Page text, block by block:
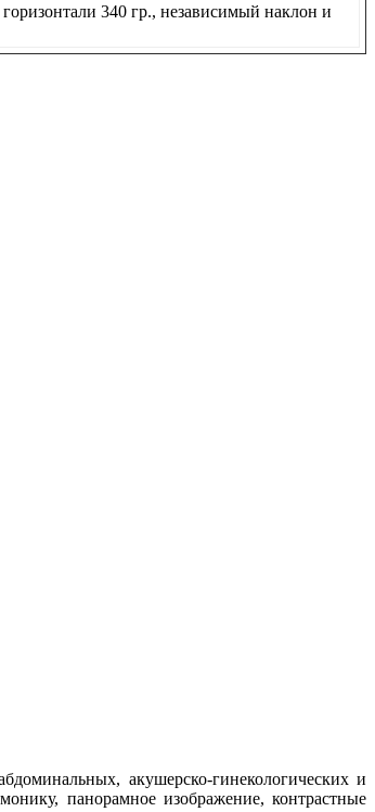
340 гр., независимый наклон и
акушерско-гинекологических и
панорамное изображение, контрастные